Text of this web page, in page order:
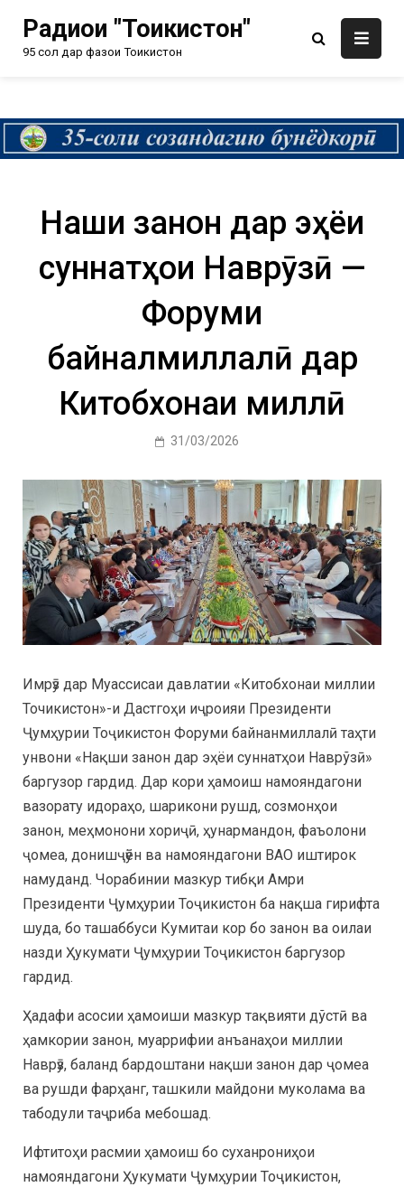
Радиои "Тоҷикистон"
95 сол дар фазои Тоҷикистон
Нақши занон дар эҳёи
суннатҳои Наврӯзӣ —
Форуми
байналмиллалӣ дар
Китобхонаи миллӣ
31/03/2026
Имрӯз дар Муассисаи давлатии «Китобхонаи миллии
Точикистон»-и Дастгоҳи иҷроияи Президенти
Ҷумҳурии Тоҷикистон Форуми байнанмиллалӣ таҳти
унвони «Нақши занон дар эҳёи суннатҳои Наврўзӣ»
баргузор гардид. Дар кори ҳамоиш намояндагони
вазорату идораҳо, шарикони рушд, созмонҳои
занон, меҳмонони хориҷӣ, ҳунармандон, фаъолони
ҷомеа, донишҷӯён ва намояндагони ВАО иштирок
намуданд. Чорабинии мазкур тибқи Амри
Президенти Ҷумҳурии Тоҷикистон ба нақша гирифта
шуда, бо ташаббуси Кумитаи кор бо занон ва оилаи
назди Ҳукумати Ҷумҳурии Тоҷикистон баргузор
гардид.
Ҳадафи асосии ҳамоиши мазкур тақвияти дўстӣ ва
ҳамкории занон, муаррифии анъанаҳои миллии
Наврӯз, баланд бардоштани нақши занон дар ҷомеа
ва рушди фарҳанг, ташкили майдони муколама ва
табодули таҷриба мебошад.
Ифтитоҳи расмии ҳамоиш бо суханрониҳои
намояндагони Ҳукумати Ҷумҳурии Тоҷикистон,